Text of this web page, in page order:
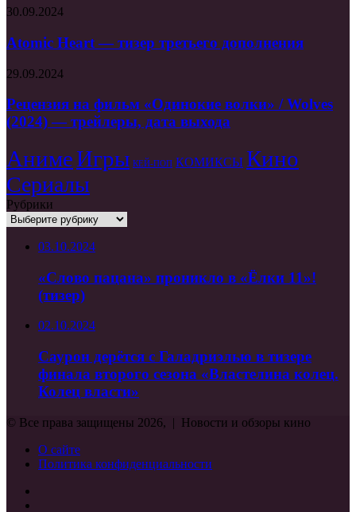
эротического
«Плохая
Atomic
—
тизер
третьего
дополнения
30.09.2024
Atomic Heart — тизер третьего дополнения
Рецензия
фильм
«Одинокие
волки»
Wolves
(2024)
—
трейлеры,
дата
выхода
29.09.2024
Рецензия на фильм «Одинокие волки» / Wolves
(2024) — трейлеры, дата выхода
АнимеИгры КЕЙ-ПОП КОМИКСЫ Кино
Сериалы
Рубрики
Рубрики
03.10.2024
«Слово пацана» проникло в «Ёлки 11»!
(тизер)
02.10.2024
Саурон дерётся с Галадриэлью в тизере
финала второго сезона «Властелина колец.
Колец власти»
© Все права защищены 2026, | Новости и обзоры кино
О сайте
Политика конфиденциальности